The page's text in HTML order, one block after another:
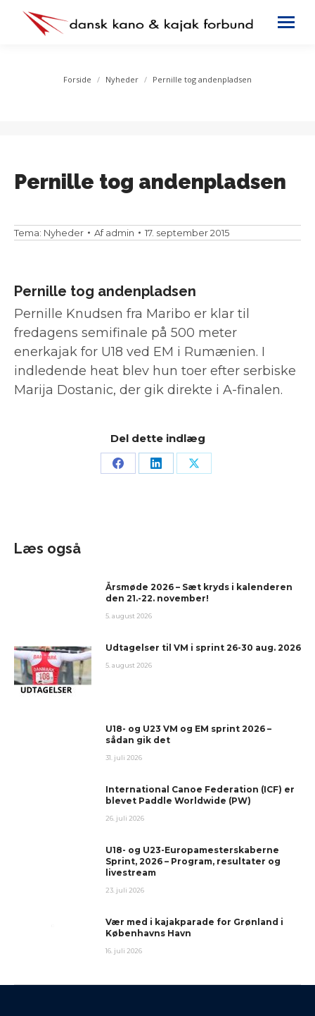
You are here:
Forside Nyheder Pernille tog andenpladsen
Pernille tog andenpladsen
Tema: Nyheder Afadmin 17. september 2015
Pernille tog andenpladsen
Pernille Knudsen fra Maribo er klar til
fredagens semifinale på 500 meter
enerkajak for U18 ved EM i Rumænien. I
indledende heat blev hun toer efter serbiske
Marija Dostanic, der gik direkte i A-finalen.
Del dette indlæg
Læs også
Årsmøde 2026 – Sæt kryds i kalenderen
den 21.-22. november!
5. august 2026
Udtagelser til VM i sprint 26-30 aug. 2026
5. august 2026
U18- og U23 VM og EM sprint 2026 –
sådan gik det
31. juli 2026
International Canoe Federation (ICF) er
blevet Paddle Worldwide (PW)
26. juli 2026
U18- og U23-Europamesterskaberne
Sprint, 2026 – Program, resultater og
livestream
23. juli 2026
Vær med i kajakparade for Grønland i
Københavns Havn
16. juli 2026